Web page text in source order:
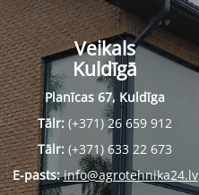
Veikals
Kuldīgā
Planīcas 67, Kuldīga
Tālr: (+371) 26 659 912
Tālr: (+371) 633 22 673
E-pasts:info@agrotehnika24.lv